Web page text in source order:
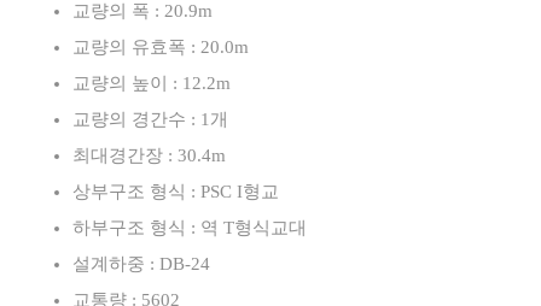
교량의 폭 : 20.9m
교량의 유효폭 : 20.0m
교량의 높이 : 12.2m
교량의 경간수 : 1개
최대경간장 : 30.4m
상부구조 형식 : PSC I형교
하부구조 형식 : 역 T형식교대
설계하중 : DB-24
교통량 : 5602